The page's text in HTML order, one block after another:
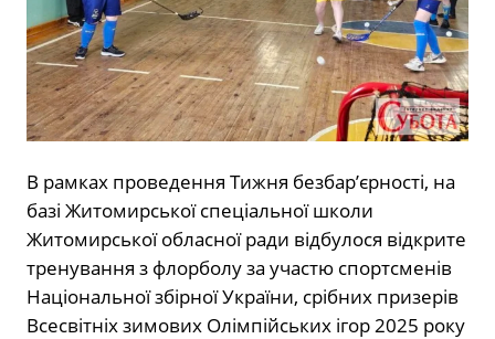
В рамках проведення Тижня безбар’єрності, на
базі Житомирської спеціальної школи
Житомирської обласної ради відбулося відкрите
тренування з флорболу за участю спортсменів
Національної збірної України, срібних призерів
Всесвітніх зимових Олімпійських ігор 2025 року